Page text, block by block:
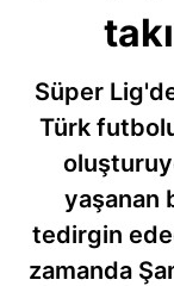
Süper
Türk
yaşanan
tedirgin
zamanda